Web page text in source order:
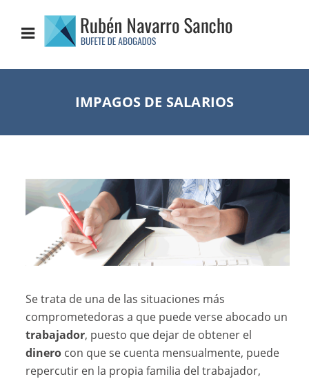
IMPAGOS DE SALARIOS
Se trata de una de las situaciones más
comprometedoras a que puede verse abocado un
trabajador, puesto que dejar de obtener el
dinero con que se cuenta mensualmente, puede
repercutir en la propia familia del trabajador,